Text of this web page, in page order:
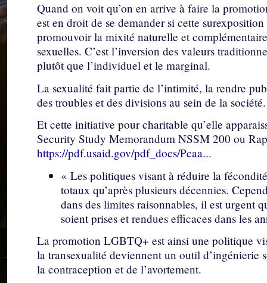
Quand on voit qu’on en arrive à faire la
est en droit de se demander si cette
promouvoir la mixité naturelle et
sexuelles. C’est l’inversion des valeurs
plutôt que l’individuel et le marginal.
La sexualité fait partie de l’intimité, la rendre
des troubles et des divisions au sein de la société.
Et cette initiative pour charitable qu’elle
Security Study Memorandum NSSM 200 ou
https://pdf.usaid.gov/pdf_docs/Pcaa...
« Les politiques visant à réduire la
totaux qu’après plusieurs décennies.
dans des limites raisonnables, il est urgent
soient prises et rendues efficaces dans les
La promotion LGBTQ+ est ainsi une politique
la transexualité deviennent un outil d’ingénierie
la contraception et de l’avortement.